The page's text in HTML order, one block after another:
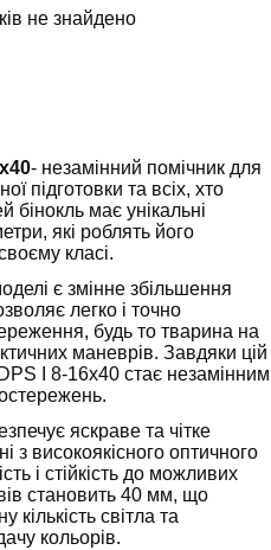
не знайдено
- незамінний помічник для
підготовки та всіх, хто
бінокль має унікальні
які роблять його
класі.
є змінне збільшення
легко і точно
будь то тварина на
маневрів. Завдяки цій
I 8-16x40 стає незамінним
яскраве та чітке
з високоякісного оптичного
і стійкість до можливих
становить 40 мм, що
світла та
кольорів.